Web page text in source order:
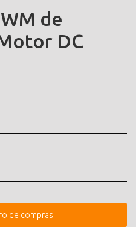
de
DC
de compras